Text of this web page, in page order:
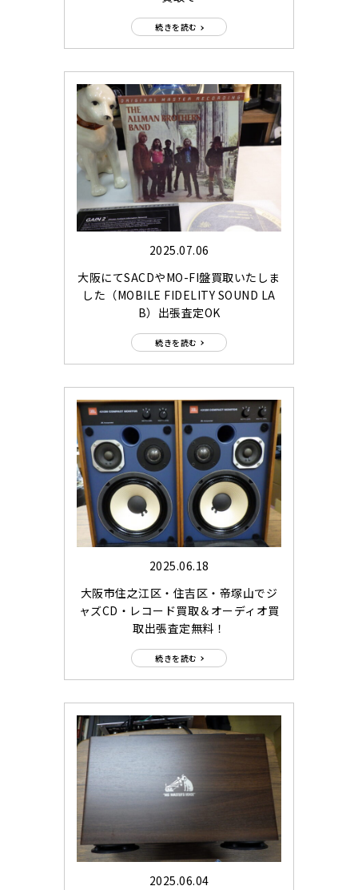
続きを読む
2025.07.06
大阪にてSACDやMO-FI盤買取いたしま
した（MOBILE FIDELITY SOUND LA
B）出張査定OK
続きを読む
2025.06.18
大阪市住之江区・住吉区・帝塚山でジ
ャズCD・レコード買取＆オーディオ買
取出張査定無料！
続きを読む
2025.06.04